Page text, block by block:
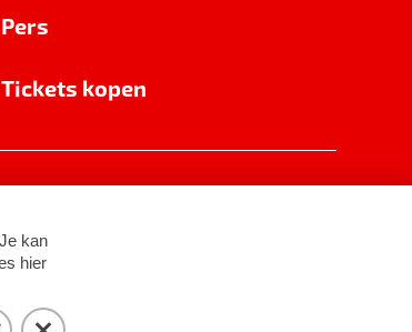
Pers
Tickets kopen